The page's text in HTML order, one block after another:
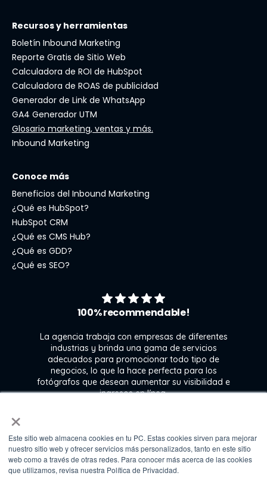
×
Este sitio web almacena cookies en tu PC. Estas cookies sirven para mejorar
nuestro sitio web y ofrecer servicios más personalizados, tanto en este sitio
web como a través de otras redes. Para conocer más acerca de las cookies
que utilizamos, revisa nuestra Política de Privacidad.
Recursos y herramientas
Boletín Inbound Marketing
Reporte Gratis de Sitio Web
Calculadora de ROI de HubSpot
Calculadora de ROAS de publicidad
Generador de Link de WhatsApp
GA4 Generador UTM
Glosario marketing, ventas y más.
Inbound Marketing
Conoce más
Beneficios del Inbound Marketing
¿Qué es HubSpot?
HubSpot CRM
¿Qué es CMS Hub?
¿Qué es GDD?
¿Qué es SEO?
100% recommendable!
La agencia trabaja con empresas de diferentes
industrias y brinda una gama de servicios
adecuados para promocionar todo tipo de
negocios, lo que la hace perfecta para los
fotógrafos que desean aumentar su visibilidad e
ingresos en línea.
Kate Gross
Marketing & graphic design assistant at
Fixthephoto